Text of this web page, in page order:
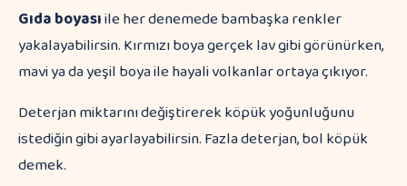
Gıda boyasıile her denemede bambaşka renkler
yakalayabilirsin. Kırmızı boya gerçek lav gibi görünürken,
mavi ya da yeşil boya ile hayali volkanlar ortaya çıkıyor.
Deterjan miktarını değiştirerek köpük yoğunluğunu
istediğin gibi ayarlayabilirsin. Fazla deterjan, bol köpük
demek.